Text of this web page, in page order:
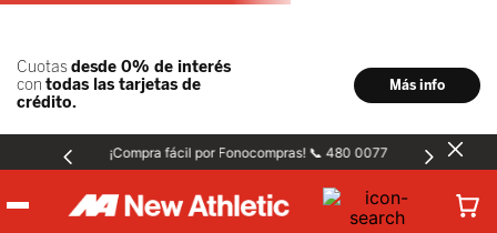
¡Compra fácil por Fonocompras! 📞 480 0077